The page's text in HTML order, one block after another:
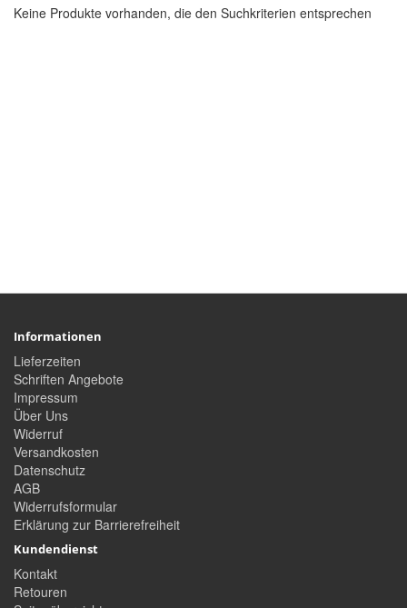
Keine Produkte vorhanden, die den Suchkriterien entsprechen
Informationen
Lieferzeiten
Schriften Angebote
Impressum
Über Uns
Widerruf
Versandkosten
Datenschutz
AGB
Widerrufsformular
Erklärung zur Barrierefreiheit
Kundendienst
Kontakt
Retouren